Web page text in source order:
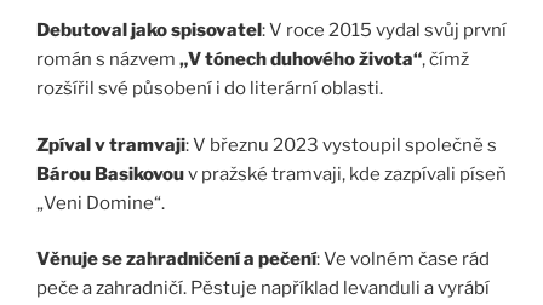
Debutoval jako spisovatel: V roce 2015 vydal svůj první
román s názvem „V tónech duhového života“, čímž
rozšířil své působení i do literární oblasti.
Zpíval v tramvaji: V březnu 2023 vystoupil společně s
Bárou Basikovouv pražské tramvaji, kde zazpívali píseň
„Veni Domine“.
Věnuje se zahradničení a pečení: Ve volném čase rád
peče a zahradničí. Pěstuje například levanduli a vyrábí